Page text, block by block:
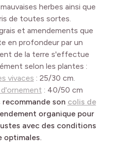
herbes ainsi que
de toutes sortes.
et amendements que
en profondeur par un
de la terre s'effectue
selon les plantes :
vivaces : 25/30 cm.
: 40/50 cm
son colis de
organique pour
avec des conditions
optimales.